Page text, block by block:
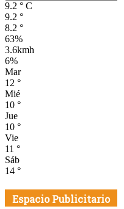
9.2 ° C
9.2 °
8.2 °
63%
3.6kmh
6%
Mar
12 °
Mié
10 °
Jue
10 °
Vie
11 °
Sáb
14 °
Espacio Publicitario